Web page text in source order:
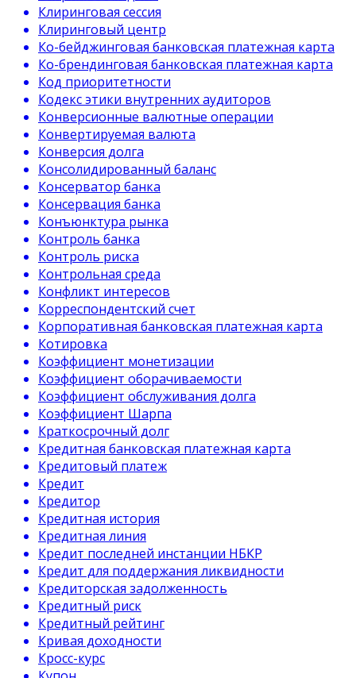
Клиринговая сессия
Клиринговый центр
Ко-бейджинговая банковская платежная карта
Ко-брендинговая банковская платежная карта
Код приоритетности
Кодекс этики внутренних аудиторов
Конверсионные валютные операции
Конвертируемая валюта
Конверсия долга
Консолидированный баланс
Консерватор банка
Консервация банка
Конъюнктура рынка
Контроль банка
Контроль риска
Контрольная среда
Конфликт интересов
Корреспондентский счет
Корпоративная банковская платежная карта
Котировка
Коэффициент монетизации
Коэффициент оборачиваемости
Коэффициент обслуживания долга
Коэффициент Шарпа
Краткосрочный долг
Кредитная банковская платежная карта
Кредитовый платеж
Кредит
Кредитор
Кредитная история
Кредитная линия
Кредит последней инстанции НБКР
Кредит для поддержания ликвидности
Кредиторская задолженность
Кредитный риск
Кредитный рейтинг
Кривая доходности
Кросс-курс